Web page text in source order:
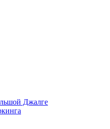
Джалге